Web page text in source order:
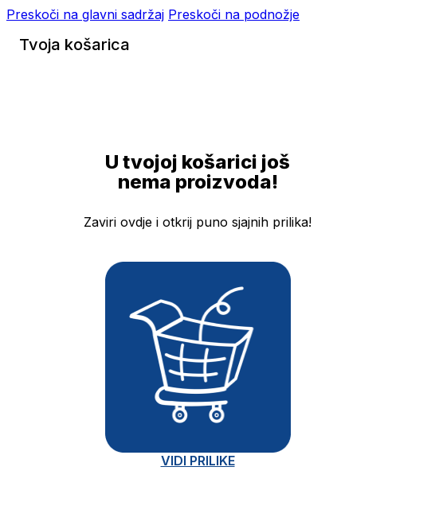
Preskoči na glavni sadržaj Preskoči na podnožje
Tvoja košarica
U tvojoj košarici još
nema proizvoda!
Zaviri ovdje i otkrij puno sjajnih prilika!
VIDI PRILIKE